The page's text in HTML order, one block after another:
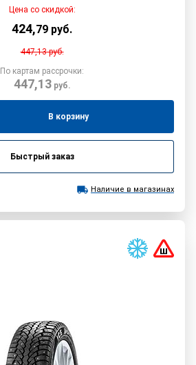
Цена со скидкой:
424,79 руб.
447,13руб.
По картам рассрочки:
447,13руб.
В корзину
Быстрый заказ
Наличие в магазинах